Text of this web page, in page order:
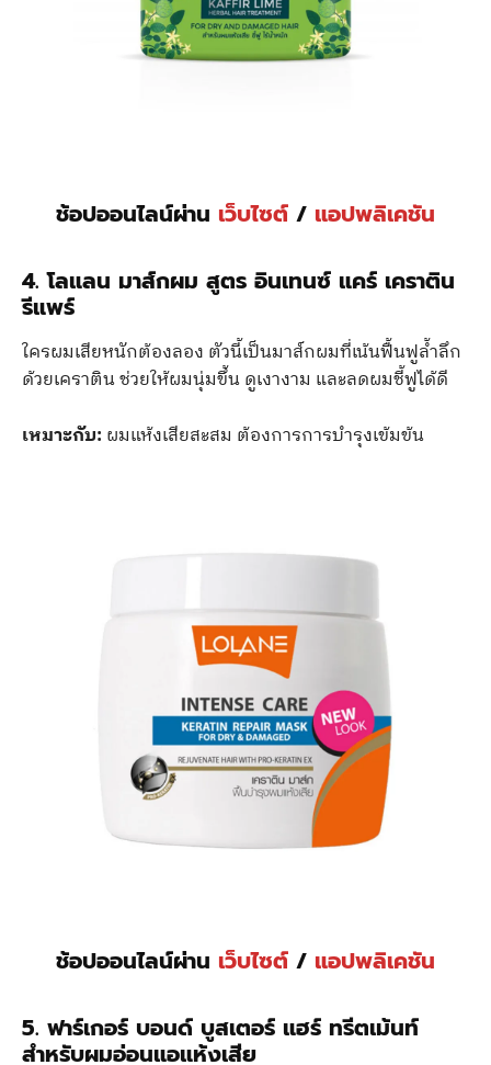
ช้อปออนไลน์ผ่าน เว็บไซต์ / แอปพลิเคชัน
4. โลแลน มาส์กผม สูตร อินเทนซ์ แคร์ เคราติน
รีแพร์
ใครผมเสียหนักต้องลอง ตัวนี้เป็นมาส์กผมที่เน้นฟื้นฟูล้ำลึก
ด้วยเคราติน ช่วยให้ผมนุ่มขึ้น ดูเงางาม และลดผมชี้ฟูได้ดี
เหมาะกับ: ผมแห้งเสียสะสม ต้องการการบำรุงเข้มข้น
ช้อปออนไลน์ผ่าน เว็บไซต์ / แอปพลิเคชัน
5. ฟาร์เกอร์ บอนด์ บูสเตอร์ แฮร์ ทรีตเม้นท์
สำหรับผมอ่อนแอแห้งเสีย